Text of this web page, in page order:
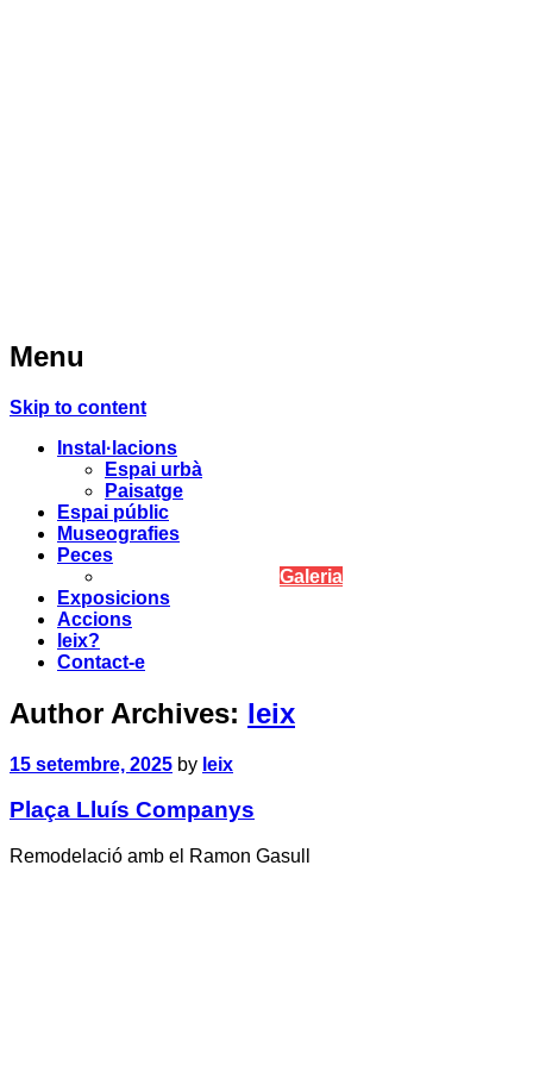
Menu
Skip to content
Instal·lacions
Espai urbà
Paisatge
Espai públic
Museografies
Peces
Galeria
Exposicions
Accions
leix?
Contact-e
Author Archives:leix
15 setembre, 2025 byleix
Plaça Lluís Companys